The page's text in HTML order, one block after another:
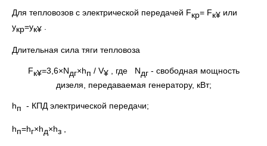
Для тепловозов с электрической передачей Fкр= Fк¥ или
yкр=yк¥
Длительная сила тяги тепловоза
Fк¥=3,6×Nдг×hп / V¥, где Nдг - свободная мощность
дизеля, передаваемая генератору, кВт;
hп - КПД электрической передачи;
hп=hг×hд×hз